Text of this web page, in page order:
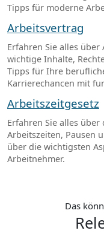
Tipps für moderne
Arbeitsvertrag
Erfahren Sie alles
wichtige Inhalte,
Tipps für Ihre
Karrierechancen mit
Arbeitszeitgesetz
Erfahren Sie alles über
Arbeitszeiten, Pausen
über die wichtigsten
Arbeitnehmer.
Das